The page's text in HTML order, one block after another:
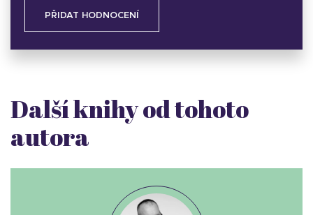
PŘIDAT HODNOCENÍ
Další knihy od tohoto
autora